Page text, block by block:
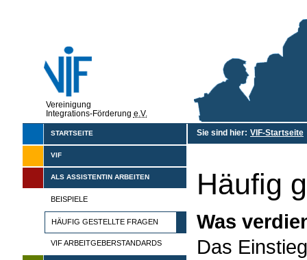
Vereinigung
Integrations-Förderung e.V.
STARTSEITE
VIF
ALS ASSISTENTIN ARBEITEN
BEISPIELE
HÄUFIG GESTELLTE FRAGEN
VIF ARBEITGEBERSTANDARDS
Sie sind hier: VIF-Startseite
Häufig
Was
Das